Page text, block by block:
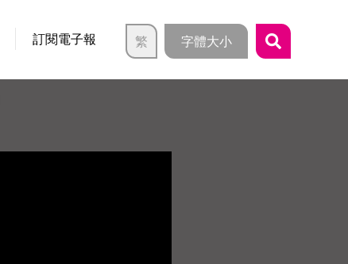
訂閱電子報 繁 字體大小